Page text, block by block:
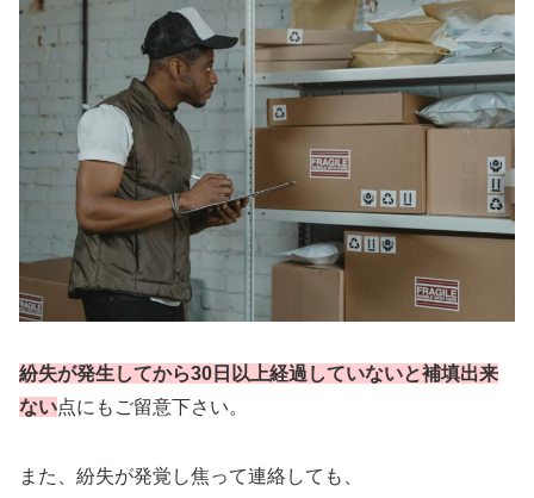
紛失が発生してから30日以上経過していないと補填出来
ない点にもご留意下さい。
また、紛失が発覚し焦って連絡しても、